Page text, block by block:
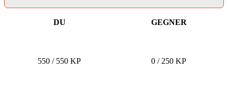
DU GEGNER
550 / 550 KP 0 / 250 KP